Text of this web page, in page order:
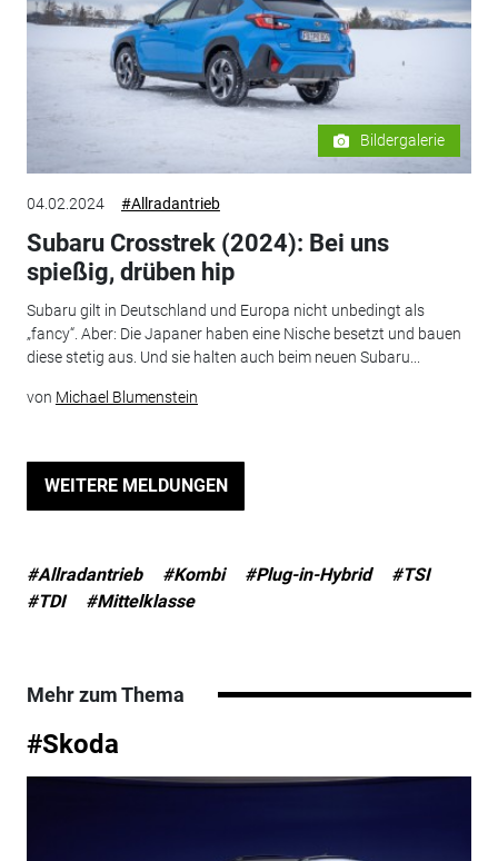
Bildergalerie
04.02.2024 #Allradantrieb
Subaru Crosstrek (2024): Bei uns
spießig, drüben hip
Subaru gilt in Deutschland und Europa nicht unbedingt als
„fancy“. Aber: Die Japaner haben eine Nische besetzt und bauen
diese stetig aus. Und sie halten auch beim neuen Subaru...
von Michael Blumenstein
WEITERE MELDUNGEN
#Allradantrieb #Kombi #Plug-in-Hybrid
#TSI
#TDI
#Mittelklasse
Mehr zum Thema
#Skoda